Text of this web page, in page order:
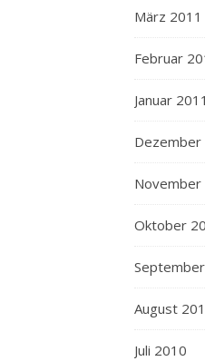
März 2011
Februar
Januar 2011
Dezember
November
Oktober
August
Juli 2010